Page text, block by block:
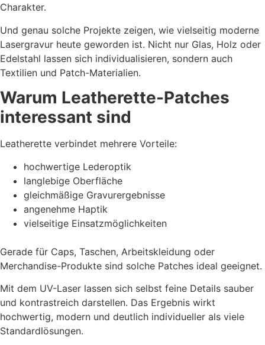
Charakter.
Und genau solche Projekte zeigen, wie vielseitig moderne
Lasergravur heute geworden ist. Nicht nur Glas, Holz oder
Edelstahl lassen sich individualisieren, sondern auch
Textilien und Patch-Materialien.
Warum Leatherette-Patches
interessant sind
Leatherette verbindet mehrere Vorteile:
hochwertige Lederoptik
langlebige Oberfläche
gleichmäßige Gravurergebnisse
angenehme Haptik
vielseitige Einsatzmöglichkeiten
Gerade für Caps, Taschen, Arbeitskleidung oder
Merchandise-Produkte sind solche Patches ideal geeignet.
Mit dem UV-Laser lassen sich selbst feine Details sauber
und kontrastreich darstellen. Das Ergebnis wirkt
hochwertig, modern und deutlich individueller als viele
Standardlösungen.